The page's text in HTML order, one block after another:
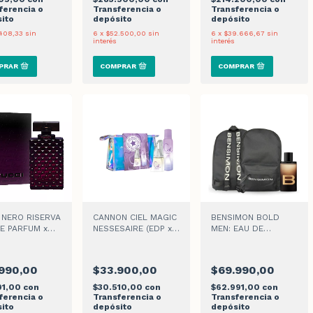
o
sin
Transferencia o
depósito
6 x $52.500,00 sin
interés
Transferencia o
depósito
6 x $39.666,67 sin
interés
RISERVA
PARFUM x
con
o
CANNON CIEL MAGIC
NESSESAIRE (EDP x
$33.900,00
$30.510,00 con
Transferencia o
depósito
BENSIMON BOLD
MEN: EAU DE
$69.990,00
$62.991,00 con
Transferencia o
depósito